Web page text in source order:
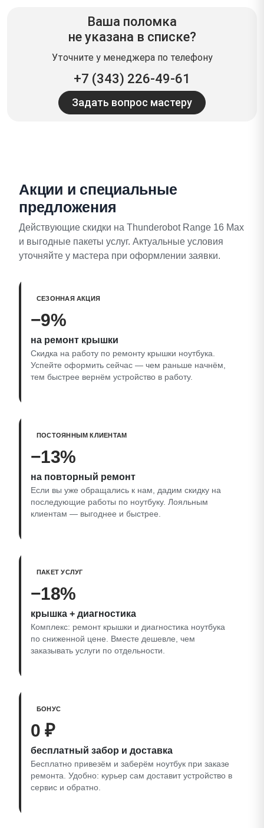
Ваша поломка
не указана в списке?
Уточните у менеджера по телефону
+7 (343) 226-49-61
Задать вопрос мастеру
Акции и специальные
предложения
Действующие скидки на Thunderobot Range 16 Max
и выгодные пакеты услуг. Актуальные условия
уточняйте у мастера при оформлении заявки.
СЕЗОННАЯ АКЦИЯ
−9%
на ремонт крышки
Скидка на работу по ремонту крышки ноутбука.
Успейте оформить сейчас — чем раньше начнём,
тем быстрее вернём устройство в работу.
ПОСТОЯННЫМ КЛИЕНТАМ
−13%
на повторный ремонт
Если вы уже обращались к нам, дадим скидку на
последующие работы по ноутбуку. Лояльным
клиентам — выгоднее и быстрее.
ПАКЕТ УСЛУГ
−18%
крышка + диагностика
Комплекс: ремонт крышки и диагностика ноутбука
по сниженной цене. Вместе дешевле, чем
заказывать услуги по отдельности.
БОНУС
0 ₽
бесплатный забор и доставка
Бесплатно привезём и заберём ноутбук при заказе
ремонта. Удобно: курьер сам доставит устройство в
сервис и обратно.